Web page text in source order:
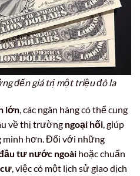
đến giá trị một triệu đô la
lớn, các ngân hàng có thể cung
về thị trường ngoại hối, giúp
minh hơn. Đối với những
tư nước ngoài hoặc chuẩn
, việc có một lịch sử giao dịch